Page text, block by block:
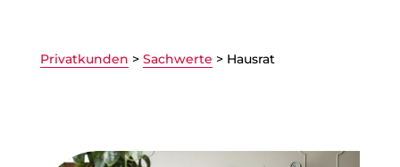
Privatkunden > Sachwerte > Hausrat